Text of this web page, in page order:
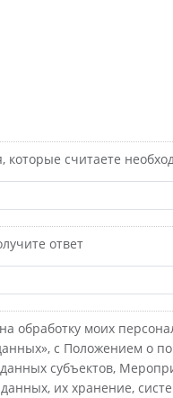
которые считаете
ответ
обработку моих
с Положением о
субъектов,
их хранение,